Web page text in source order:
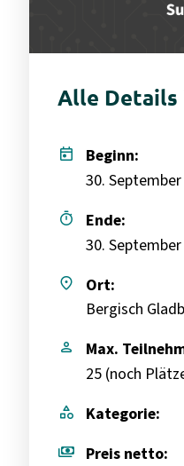
Alle Details
today
Beginn:
30.
timer
Ende:
30.
place
Ort:
Bergisch
person
Max.
25 (noch
category
Kategorie:
payments Preis netto: